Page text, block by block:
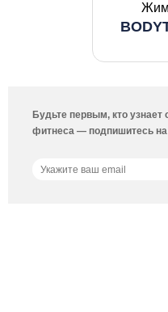
Жим
Будьте первым, кто узнает
фитнеса — подпишитесь